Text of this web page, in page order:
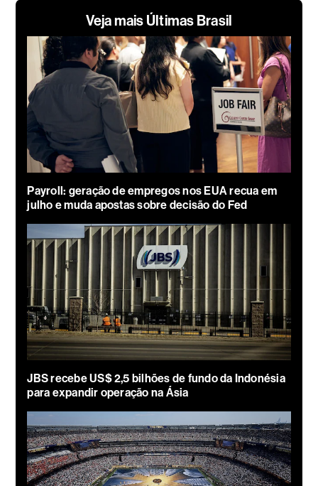
Veja mais Últimas Brasil
Payroll: geração de empregos nos EUA recua em
julho e muda apostas sobre decisão do Fed
JBS recebe US$ 2,5 bilhões de fundo da Indonésia
para expandir operação na Ásia